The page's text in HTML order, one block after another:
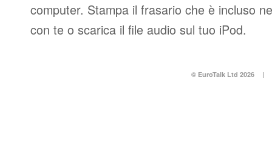
computer. Stampa il frasario che è incluso
con te o scarica il file audio sul tuo iPod.
© EuroTalk Ltd 2026 |